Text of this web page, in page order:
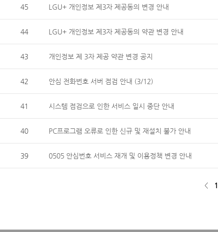
45 LGU+ 개인정보 제3자 제공동의 변경 안내
44 LGU+ 개인정보 제3자 제공동의 약관 변경 안내
43 개인정보 제 3자 제공 약관 변경 공지
42 안심 전화번호 서버 점검 안내 (3/12)
41 시스템 점검으로 인한 서비스 일시 중단 안내
40 PC프로그램 오류로 인한 신규 및 재설치 불가 안내
39 0505 안심번호 서비스 재개 및 이용정책 변경 안내
< 1